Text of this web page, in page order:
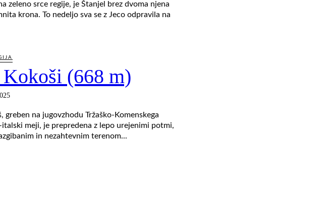
zeleno srce regije, je Štanjel brez dvoma njena
krona. To nedeljo sva se z Jeco odpravila na
(668 m)
greben na jugovzhodu Tržaško‑Komenskega
meji, je prepredena z lepo urejenimi potmi,
in nezahtevnim terenom...